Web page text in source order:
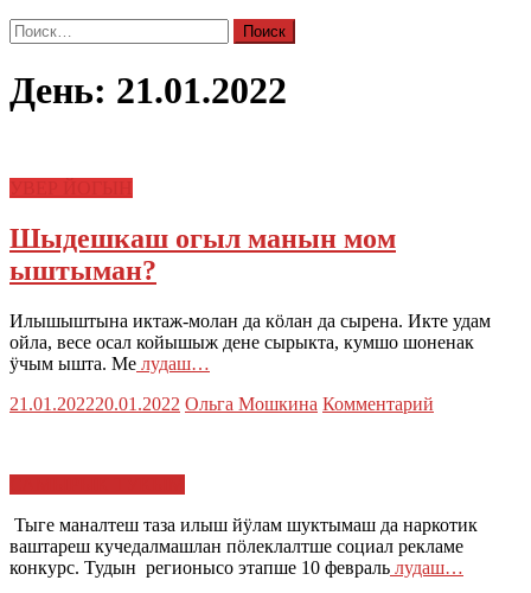
Найти:
День: 21.01.2022
Шыдешкаш огыл манын мом
ыштыман?
Илышыштына иктаж-молан да кӧлан да сырена. Икте удам
ойла, весе осал койышыж дене сырыкта, кумшо шоненак
ӱчым ышта. Ме лудаш…
21.01.202220.01.2022 Ольга Мошкина Комментарий
Тыге маналтеш таза илыш йӱлам шуктымаш да наркотик
ваштареш кучедалмашлан пӧлеклалтше социал рекламе
конкурс. Тудын регионысо этапше 10 февраль лудаш…